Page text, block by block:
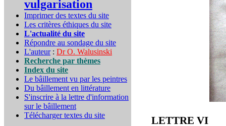
vulgarisation
Imprimer des textes du site
Les critères éthiques du site
L'actualité du site
Répondre au sondage du site
L'auteur: Dr O. Walusinski
Recherche par thèmes
Index du site
Le bâillement vu par les peintres
Du bâillement en littérature
S'inscrire à la lettre d'information
sur le bâillement
Télécharger textes du site
LETTRE VI